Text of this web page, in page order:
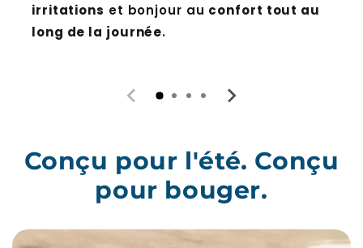
irritations et bonjour au confort tout au
long de la journée.
Conçu pour l'été. Conçu
pour bouger.